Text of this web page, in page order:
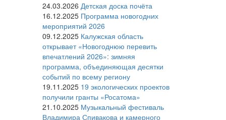
24.03.2026 Детская доска почёта
16.12.2025 Программа новогодних
мероприятий 2026
09.12.2025 Калужская область
открывает «Новогоднюю перевить
впечатлений 2026»: зимняя
программа, объединяющая десятки
событий по всему региону
19.11.2025 19 экологических проектов
получили гранты «Росатома»
21.10.2025 Музыкальный фестиваль
Владимира Спивакова и камерного